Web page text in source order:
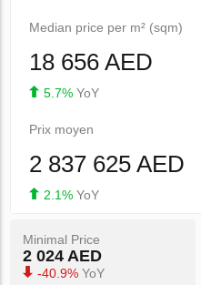
Median price per m² (sqm)
18 656 AED
5.7% YoY
Prix ​​moyen
2 837 625 AED
2.1% YoY
Minimal Price
2 024 AED
-40.9% YoY